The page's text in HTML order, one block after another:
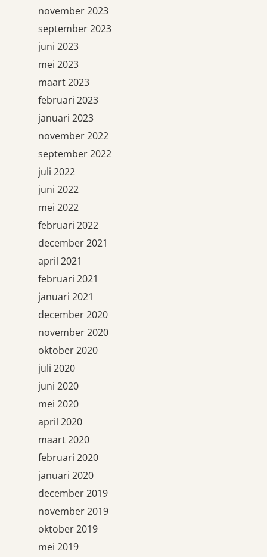
november 2023
september 2023
juni 2023
mei 2023
maart 2023
februari 2023
januari 2023
november 2022
september 2022
juli 2022
juni 2022
mei 2022
februari 2022
december 2021
april 2021
februari 2021
januari 2021
december 2020
november 2020
oktober 2020
juli 2020
juni 2020
mei 2020
april 2020
maart 2020
februari 2020
januari 2020
december 2019
november 2019
oktober 2019
mei 2019